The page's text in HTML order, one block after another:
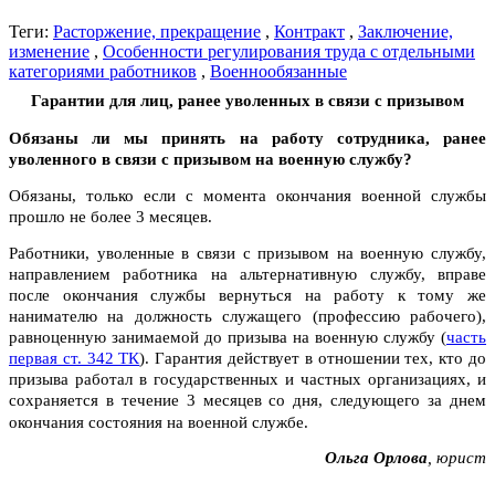
Теги: Расторжение, прекращение , Контракт , Заключение,
изменение , Особенности регулирования труда с отдельными
категориями работников , Военнообязанные
Гарантии для лиц, ранее уволенных в связи с призывом
Обязаны ли мы принять на работу сотрудника, ранее
уволенного в связи с призывом на военную службу?
Обязаны, только если с момента окончания военной службы
прошло не более 3 месяцев.
Работники, уволенные в связи с призывом на военную службу,
направлением работника на альтернативную службу, вправе
после окончания службы вернуться на работу к тому же
нанимателю на должность служащего (профессию рабочего),
равноценную занимаемой до призыва на военную службу (часть
первая ст. 342 ТК). Гарантия действует в отношении тех, кто до
призыва работал в государственных и частных организациях, и
сохраняется в течение 3 месяцев со дня, следующего за днем
окончания состояния на военной службе.
Ольга Орлова, юрист